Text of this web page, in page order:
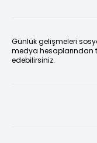
Günlük gelişmeleri
medya hesaplarından
edebilirsiniz.